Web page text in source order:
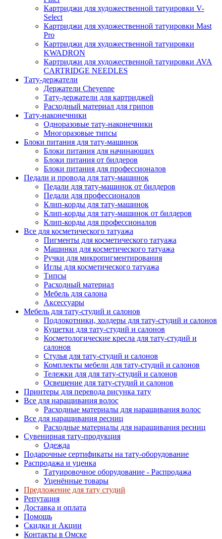
Картриджи для художественной татуировки V-
Select
Картриджи для художественной татуировки Mast
Pro
Картриджи для художественной татуировки
KWADRON
Картриджи для художественной татуировки AVA
CARTRIDGE NEEDLES
Тату-держатели
Держатели Cheyenne
Тату-держатели для картриджей
Расходный материал для грипов
Тату-наконечники
Одноразовые тату-наконечники
Многоразовые типсы
Блоки питания для тату-машинок
Блоки питания для начинающих
Блоки питания от билдеров
Блоки питания для профессионалов
Педали и провода для тату-машинок
Педали для тату-машинок от билдеров
Педали для профессионалов
Клип-корды для тату-машинок
Клип-корды для тату-машинок от билдеров
Клип-корды для профессионалов
Все для косметического татуажа
Пигменты для косметического татуажа
Машинки для косметического татуажа
Ручки для микропигментирования
Иглы для косметического татуажа
Типсы
Расходный материал
Мебель для салона
Аксессуары
Мебель для тату-студий и салонов
Подлокотники, холдеры для тату-студий и салонов
Кушетки для тату-студий и салонов
Косметологические кресла для тату-студий и
салонов
Стулья для тату-студий и салонов
Комплекты мебели для тату-студий и салонов
Тележки для для тату-студий и салонов
Освещение для тату-студий и салонов
Принтеры для перевода рисунка тату
Все для наращивания волос
Расходные материалы для наращивания волос
Все для наращивания ресниц
Расходные материалы для наращивания ресниц
Сувенирная тату-продукция
Одежда
Подарочные сертификаты на тату-оборудование
Распродажа и уценка
Татуировочное оборудование - Распродажа
Уценённые товары
Предложение для тату студий
Репутация
Доставка и оплата
Помощь
Скидки и Акции
Контакты в Омске